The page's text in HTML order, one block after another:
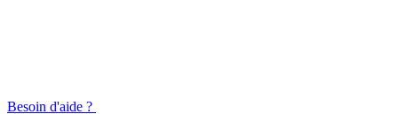
Besoin d'aide ?